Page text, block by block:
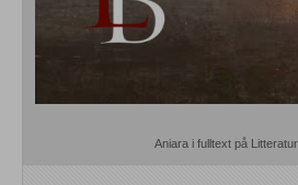
Aniara i fulltext på